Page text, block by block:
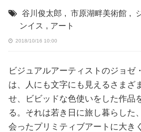
谷川俊太郎 , 市原湖畔美術館 ,
ンイス , アート
2018/10/16 10:00
ビジュアルアーティストのジョゼ
は、人にも文字にも見えるさまざ
せ、ビビッドな色使いをした作品
る。それは若き日に旅し暮らした
会ったプリミティブアートに大き